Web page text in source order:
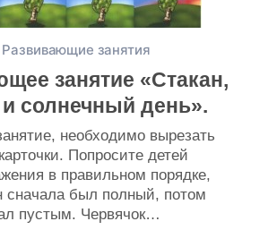
Развивающие занятия
занятие «Стакан,
и солнечный день».
необходимо вырезать
Попросите детей
в правильном порядке,
сначала был полный, потом
пустым. Червячок…